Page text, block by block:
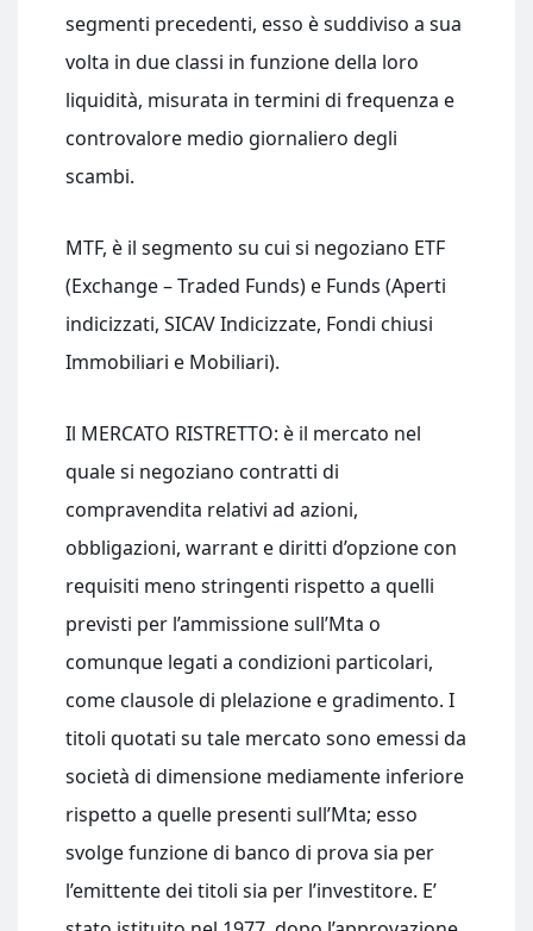
segmenti precedenti, esso è suddiviso a sua
volta in due classi in funzione della loro
liquidità, misurata in termini di frequenza e
controvalore medio giornaliero degli
scambi.
MTF, è il segmento su cui si negoziano ETF
(Exchange – Traded Funds) e Funds (Aperti
indicizzati, SICAV Indicizzate, Fondi chiusi
Immobiliari e Mobiliari).
Il MERCATO RISTRETTO: è il mercato nel
quale si negoziano contratti di
compravendita relativi ad azioni,
obbligazioni, warrant e diritti d’opzione con
requisiti meno stringenti rispetto a quelli
previsti per l’ammissione sull’Mta o
comunque legati a condizioni particolari,
come clausole di plelazione e gradimento. I
titoli quotati su tale mercato sono emessi da
società di dimensione mediamente inferiore
rispetto a quelle presenti sull’Mta; esso
svolge funzione di banco di prova sia per
l’emittente dei titoli sia per l’investitore. E’